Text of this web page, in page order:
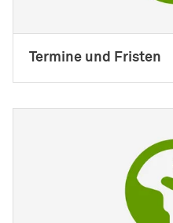
Termine und Fristen